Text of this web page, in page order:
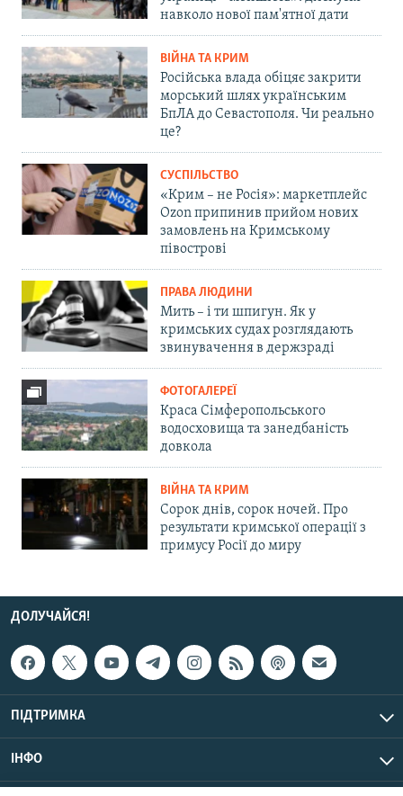
навколо нової пам'ятної дати
ВІЙНА ТА КРИМ
Російська влада обіцяє закрити
морський шлях українським
БпЛА до Севастополя. Чи реально
це?
СУСПІЛЬСТВО
«Крим – не Росія»: маркетплейс
Ozon припинив прийом нових
замовлень на Кримському
півострові
ПРАВА ЛЮДИНИ
Мить – і ти шпигун. Як у
кримських судах розглядають
звинувачення в держзраді
ФОТОГАЛЕРЕЇ
Краса Сімферопольського
водосховища та занедбаність
довкола
ВІЙНА ТА КРИМ
Сорок днів, сорок ночей. Про
результати кримської операції з
примусу Росії до миру
ДОЛУЧАЙСЯ!
ПІДТРИМКА
ІНФО